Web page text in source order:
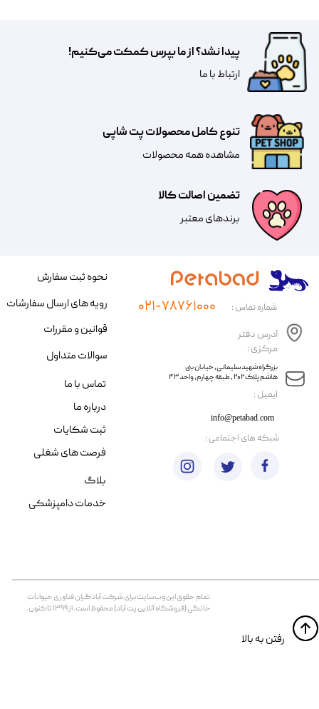
تضمین اصالت کالا
​​برندهای معتبر​​​​​​​
تنوع کامل محصولات پت شاپی
مشاهده همه محصولات
پیدا نشد؟ از ما بپرس کمکت می‌کنیم!
​​​ارتباط با ما
​ایمیل :
آدرس دفتر
مرکزی :
info@petabad.com
​​بزرگراه شهید سلیمانی، خیابان بنی
هاشم پلاک ۲۰۲ ، طبقه چهارم، واحد ۴۳
شماره تماس : ۰۲۱-۷۸۷۶۱۰۰۰
تمام حقوق اين وب‌سايت برای شرکت آبادگران فناوری حیوانات
خانگی (فروشگاه آنلاین پت آباد) محفوظ است. از ۱۳۹۹ تا کنون.
​​رفتن به بالا
نحوه ثبت سفارش
رویه های ارسال سفارشات
قوانین و مقررات
سوالات متداول
تماس با ما
درباره ما
ثبت شکایات
فرصت های شغلی
​شبکه های اجتماعی :
بلاگ
خدمات دامپزشکی